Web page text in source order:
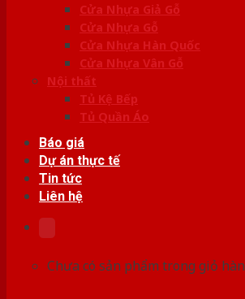
Cửa Nhựa Giả Gỗ
Cửa Nhựa Gỗ
Cửa Nhựa Hàn Quốc
Cửa Nhựa Vân Gỗ
Nội thất
Tủ Kệ Bếp
Tủ Quần Áo
Báo giá
Dự án thực tế
Tin tức
Liên hệ
Chưa có sản phẩm trong giỏ